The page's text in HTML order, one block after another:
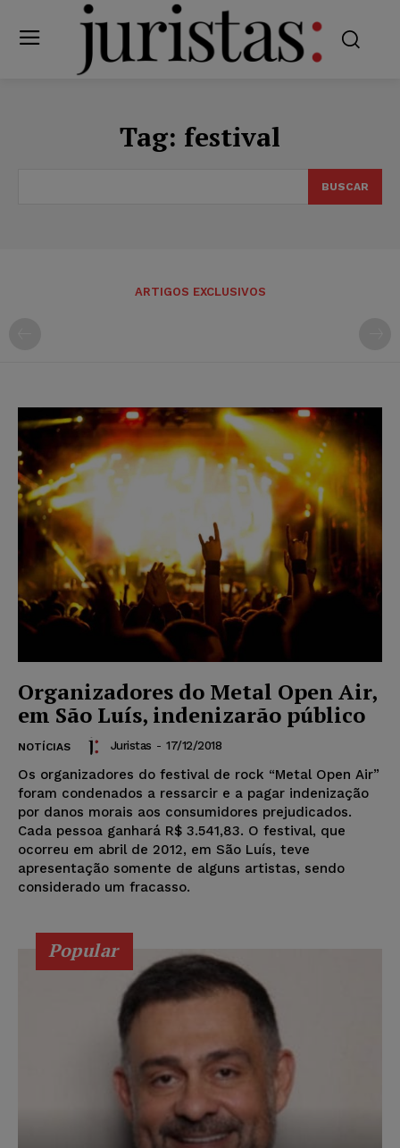
Tag: festival
BUSCAR
ARTIGOS EXCLUSIVOS
Organizadores do Metal Open Air,
em São Luís, indenizarão público
NOTÍCIAS Juristas - 17/12/2018
Os organizadores do festival de rock “Metal Open Air”
foram condenados a ressarcir e a pagar indenização
por danos morais aos consumidores prejudicados.
Cada pessoa ganhará R$ 3.541,83. O festival, que
ocorreu em abril de 2012, em São Luís, teve
apresentação somente de alguns artistas, sendo
considerado um fracasso.
Popular